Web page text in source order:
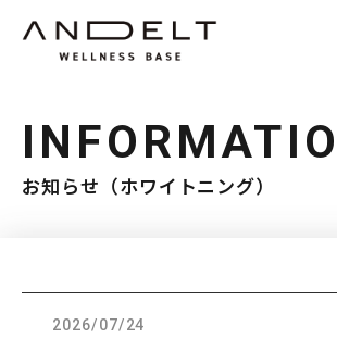
お知らせ（ホワイトニング）
2026/07/24